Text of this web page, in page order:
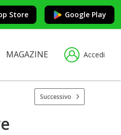
Store Google Play
MAGAZINE Accedi
Successivo